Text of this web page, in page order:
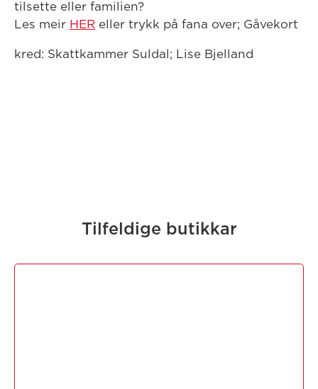
tilsette eller familien?
Les meir HER eller trykk på fana over; Gåvekort
kred: Skattkammer Suldal; Lise Bjelland
Tilfeldige butikkar